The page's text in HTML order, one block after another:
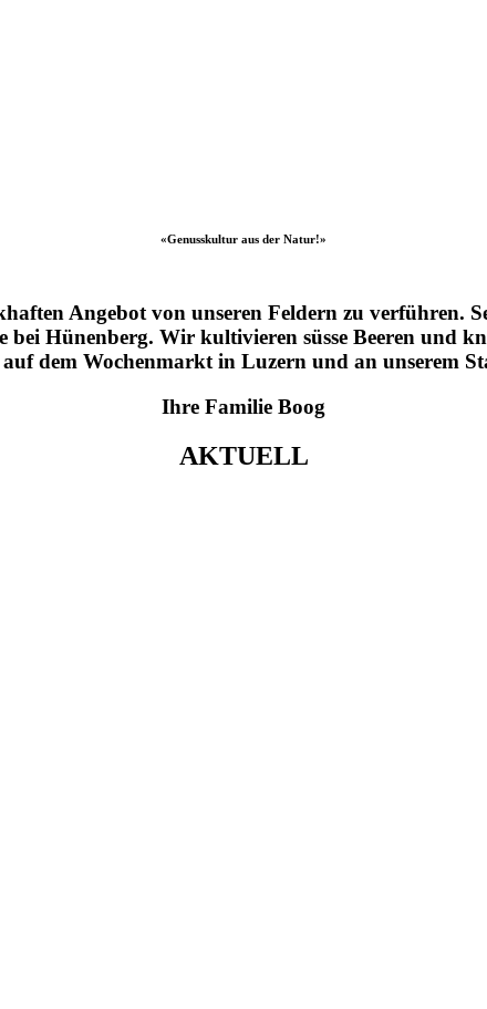
«Genusskultur aus der Natur!»
Angebot von unseren Feldern zu verführen.
Hünenberg. Wir kultivieren süsse Beeren und
dem Wochenmarkt in Luzern und an unserem
Ihre Familie Boog
AKTUELL